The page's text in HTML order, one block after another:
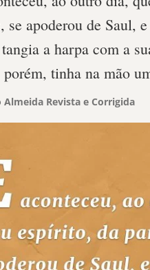
se apoderou de Saul,
a harpa com a
porém, tinha na mão
Almeida Revista e Corrigida